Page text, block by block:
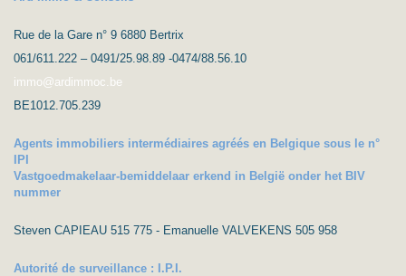
Rue de la Gare n° 9 6880 Bertrix
061/611.222 – 0491/25.98.89 -0474/88.56.10
immo@ardimmoc.be
BE1012.705.239
Agents immobiliers intermédiaires agréés en Belgique sous le n°
IPI
Vastgoedmakelaar-bemiddelaar erkend in België onder het BIV
nummer
Steven CAPIEAU 515 775 - Emanuelle VALVEKENS 505 958
Autorité de surveillance : I.P.I.